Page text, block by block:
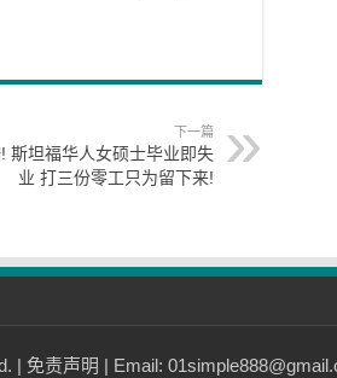
下一篇
斯坦福华人女硕士毕业即失
业 打三份零工只为留下来!
| 免责声明 | Email: